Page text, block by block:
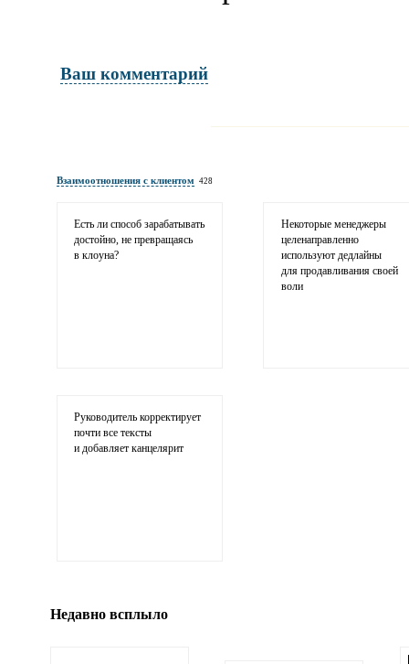
Ваш комментарий
Взаимоотношения с клиентом 428
Есть ли способ зарабатывать
достойно, не превращаясь
в клоуна?
Некоторые менеджеры
целенаправленно
используют дедлайны
для продавливания своей
воли
Руководитель корректирует
почти все тексты
и добавляет канцелярит
Недавно всплыло